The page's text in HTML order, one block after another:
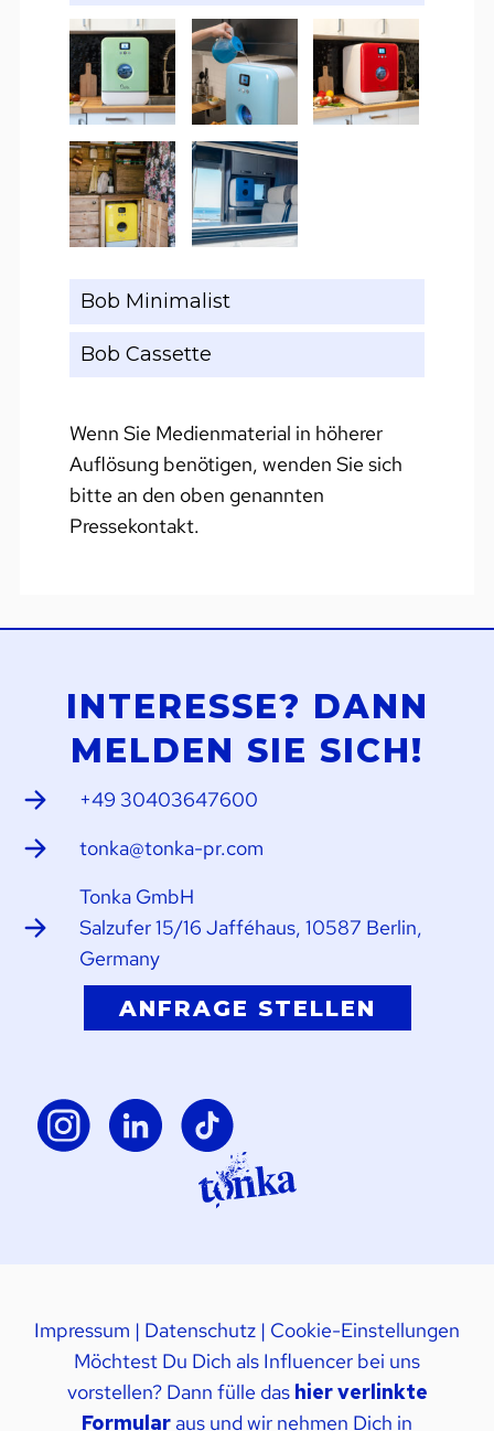
Bob Minimalist
Bob Cassette
Wenn Sie Medienmaterial in höherer
Auflösung benötigen, wenden Sie sich
bitte an den oben genannten
Pressekontakt.
INTERESSE? DANN
MELDEN SIE SICH!
+49 30403647600
tonka@tonka-pr.com
Tonka GmbH
Salzufer 15/16 Jafféhaus, 10587 Berlin,
Germany
ANFRAGE STELLEN
Impressum | Datenschutz | Cookie-Einstellungen
Möchtest Du Dich als Influencer bei uns
vorstellen? Dann fülle das hier verlinkte
Formular aus und wir nehmen Dich in